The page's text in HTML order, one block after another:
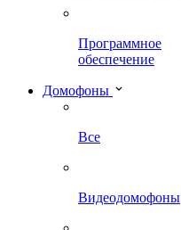
Программное
обеспечение
Домофоны
Все
Видеодомофоны